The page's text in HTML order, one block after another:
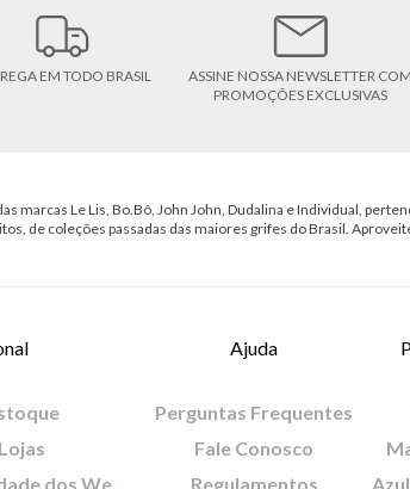
EM TODO BRASIL
ASSINE NOSSA NEWSLETTER COM
PROMOÇÕES EXCLUSIVAS
marcas Le Lis, Bo.Bô, John John, Dudalina e Individual,
de coleções passadas das maiores grifes do Brasil.
Ajuda
Perguntas Frequentes
Fale Conosco
Regulamentos